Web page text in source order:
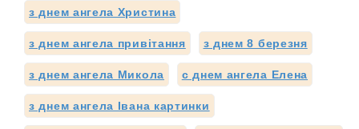
з днем ангела Христина
з днем ангела привітання з днем 8 березня
з днем ангела Микола с днем ангела Елена
з днем ангела Івана картинки